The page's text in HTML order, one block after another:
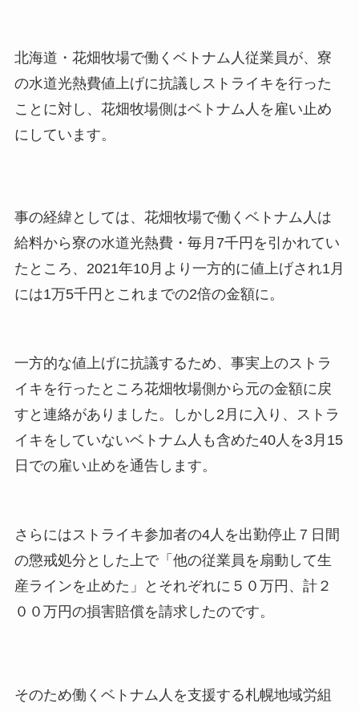
北海道・花畑牧場で働くベトナム人従業員が、寮
の水道光熱費値上げに抗議しストライキを行った
ことに対し、花畑牧場側はベトナム人を雇い止め
にしています。
事の経緯としては、花畑牧場で働くベトナム人は
給料から寮の水道光熱費・毎月7千円を引かれてい
たところ、2021年10月より一方的に値上げされ1月
には1万5千円とこれまでの2倍の金額に。
一方的な値上げに抗議するため、事実上のストラ
イキを行ったところ花畑牧場側から元の金額に戻
すと連絡がありました。しかし2月に入り、ストラ
イキをしていないベトナム人も含めた40人を3月15
日での雇い止めを通告します。
さらにはストライキ参加者の4人を出勤停止７日間
の懲戒処分とした上で「他の従業員を扇動して生
産ラインを止めた」とそれぞれに５０万円、計２
００万円の損害賠償を請求したのです。
そのため働くベトナム人を支援する札幌地域労組